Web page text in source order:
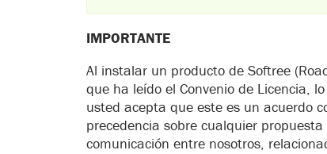
IMPORTANTE
Al instalar un producto de Softree
que ha leído el Convenio de Licencia,
usted acepta que este es un acuerdo
precedencia sobre cualquier
comunicación entre nosotros,